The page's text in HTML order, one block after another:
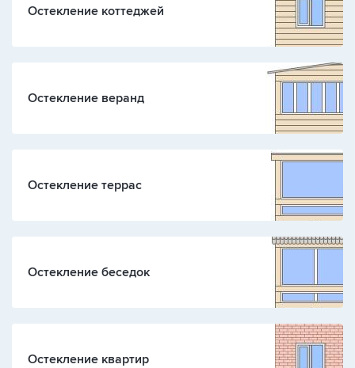
Остекление коттеджей
Остекление веранд
Остекление террас
Остекление беседок
Остекление квартир